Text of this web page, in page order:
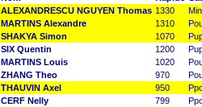
ALEXANDRESCU NGUYEN Thomas 1330
Min
MARTINS Alexandre 1310
SHAKYA Simon 1070
SIX Quentin 1200
MARTINS Louis 1020
ZHANG Theo 970
THAUVIN Axel 950
CERF Nelly 799